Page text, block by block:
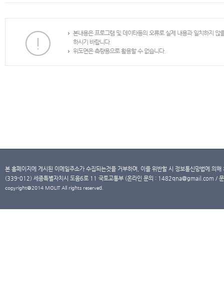
본내용은 프로그램 및 데이타등의 오류로 실제 내용과 일치하지
하시기 바랍니다.
위도면은 측량용으로 활용할 수 없습니다.
본 홈페이지에 게시된 이메일주소가 수집되는것을 거부하며, 이를 위반할 시 정보통신망법에 의
(339-012) 세종특별자치시 도움6로 11 국토교통부 (온라인 문의 : 1482qna@gmail.com /
copyright@2014 MOLIT All rights reserved.